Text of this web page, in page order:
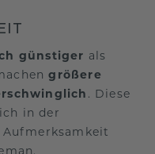
günstiger als
größere
. Diese
in der